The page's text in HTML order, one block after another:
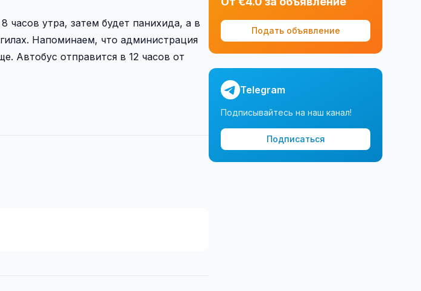
утра, затем будет панихида, а в
Напоминаем, что администрация
Автобус отправится в 12 часов от
Подать объявление
Telegram
Подписывайтесь на наш канал!
Подписаться